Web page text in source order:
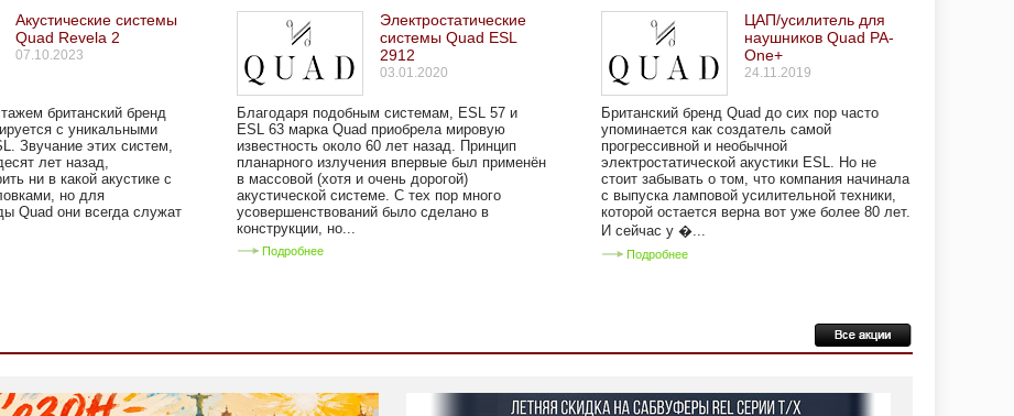
Акустические системы
Quad Revela 2
07.10.2023
британский бренд
с уникальными
Звучание этих систем,
лет назад,
ни в какой акустике с
но для
Quad они всегда служат
Электростатические
системы Quad ESL
2912
03.01.2020
Благодаря подобным системам, ESL 57 и
ESL 63 марка Quad приобрела мировую
известность около 60 лет назад. Принцип
планарного излучения впервые был применён
в массовой (хотя и очень дорогой)
акустической системе. С тех пор много
усовершенствований было сделано в
конструкции, но...
Подробнее
ЦАП/усилитель для
наушников Quad PA-
One+
24.11.2019
Британский бренд Quad до сих пор часто
упоминается как создатель самой
прогрессивной и необычной
электростатической акустики ESL. Но не
стоит забывать о том, что компания начинала
с выпуска ламповой усилительной техники,
которой остается верна вот уже более 80 лет.
И сейчас у �...
Подробнее